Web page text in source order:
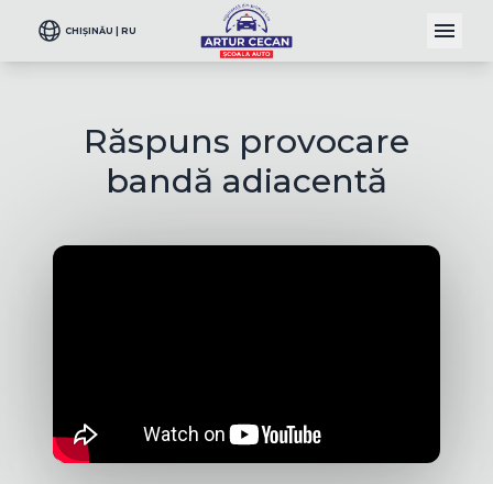
CHIȘINĂU | RU
Răspuns provocare
bandă adiacentă